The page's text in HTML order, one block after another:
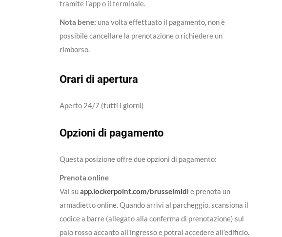
tramite l’app o il terminale.
Nota bene: una volta effettuato il pagamento, non è
possibile cancellare la prenotazione o richiedere un
rimborso.
Orari di apertura
Aperto 24/7 (tutti i giorni)
Opzioni di pagamento
Questa posizione offre due opzioni di pagamento:
Prenota online
Vai suapp.lockerpoint.com/brusselmidi e prenota un
armadietto online. Quando arrivi al parcheggio, scansiona il
codice a barre (allegato alla conferma di prenotazione) sul
palo rosso accanto all’ingresso e potrai accedere all’edificio.